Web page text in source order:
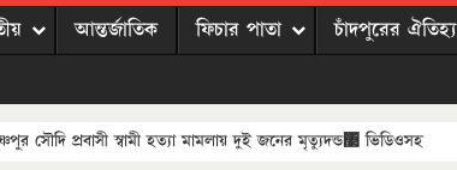
আন্তর্জাতিক ফিচার পাতা চাঁদপুরের ঐতিহ্য
সৌদি প্রবাসী স্বামী হত্যা মামলায় দুই জনের মৃত্যুদন্ড঳ ভিডিওসহ